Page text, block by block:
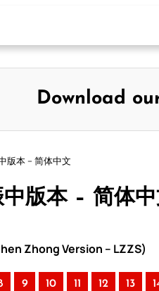
Download
版本 – 简体中文
版本 – 简体
Zhong Version – LZZS)
9 10 11 12 13